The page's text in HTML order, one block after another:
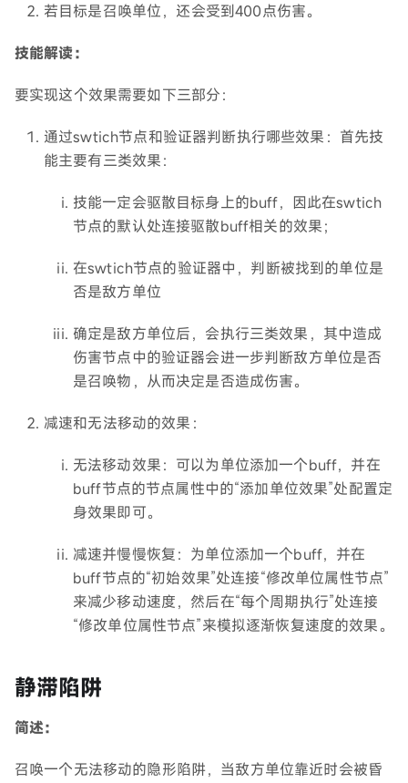
若目标是召唤单位，还会受到400点伤害。
技能解读：
要实现这个效果需要如下三部分：
通过swtich节点和验证器判断执行哪些效果：首先技
能主要有三类效果：
技能一定会驱散目标身上的buff，因此在swtich
节点的默认处连接驱散buff相关的效果；
在swtich节点的验证器中，判断被找到的单位是
否是敌方单位
确定是敌方单位后，会执行三类效果，其中造成
伤害节点中的验证器会进一步判断敌方单位是否
是召唤物，从而决定是否造成伤害。
减速和无法移动的效果：
无法移动效果：可以为单位添加一个buff，并在
buff节点的节点属性中的“添加单位效果”处配置定
身效果即可。
减速并慢慢恢复：为单位添加一个buff，并在
buff节点的“初始效果”处连接“修改单位属性节点”
来减少移动速度，然后在“每个周期执行”处连接
“修改单位属性节点”来模拟逐渐恢复速度的效果。
静滞陷阱
简述：
召唤一个无法移动的隐形陷阱，当敌方单位靠近时会被昏